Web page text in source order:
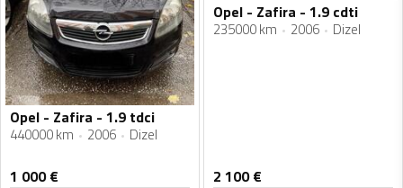
Opel - Zafira - 1.9 tdci
440000 km 2006 Dizel
1 000€
Opel - Zafira - 1.9 cdti
235000 km 2006 Dizel
2 100€